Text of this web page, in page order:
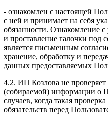
- ознакомлен с настоящей
с ней и принимает на себя
обязанности. Ознакомление
и проставление галочки
является письменным
хранение, обработку и
данных предоставляемых
4.2. ИП Козлова не проверяет
(собираемой) информации о
случаев, когда такая
обязательств перед